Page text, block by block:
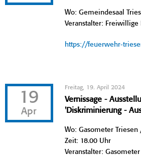
Wo: Gemeindesaal
Veranstalter: Freiwillige
https://feuerwehr-
19
Apr
Freitag, 19. April 2024
Vernissage -
'Diskriminierung -
Wo: Gasometer Triesen
Zeit: 18.00 Uhr
Veranstalter: Gasometer